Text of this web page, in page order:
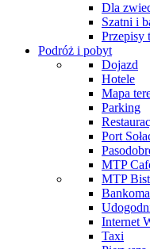
Dla
Szatni i
Przepisy
Podróż i pobyt
Dojazd
Hotele
Mapa
Parking
Port
MTP
MTP
Internet
Taxi